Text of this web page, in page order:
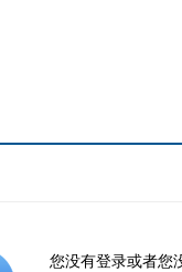
您没有登录或者您